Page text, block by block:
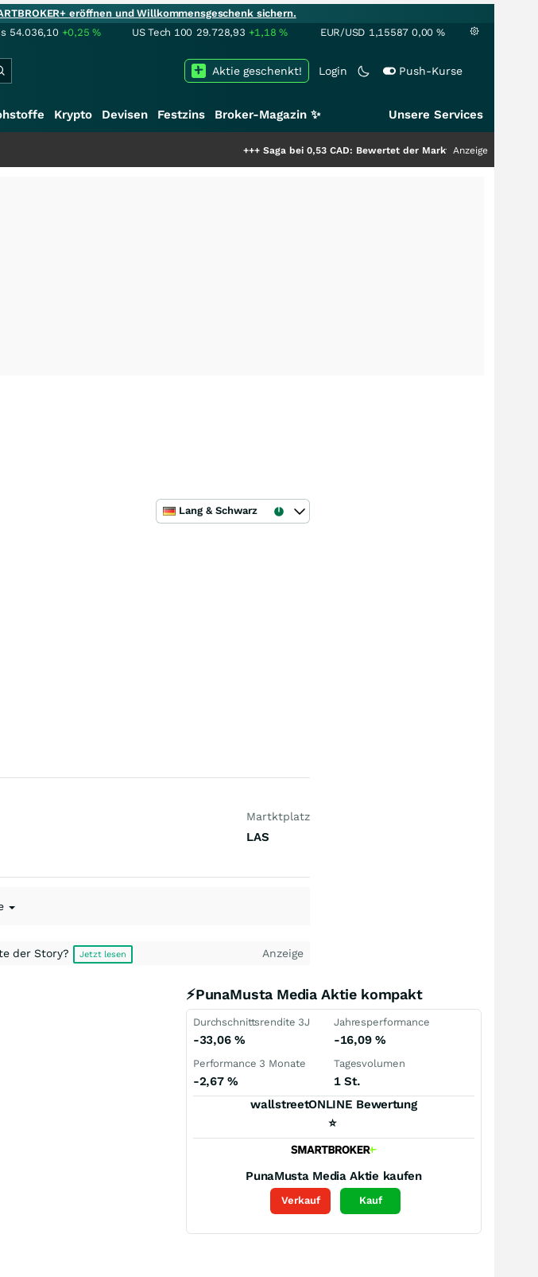
eröffnen und Willkommensgeschenk sichern.
54.036,10 +0,25% US Tech 100 29.728,93 +1,18% EUR/USD 1,15587 0,00 %
Login Push-Kurse
Aktie geschenkt!
Krypto Devisen Festzins Broker-Magazin ✨ Unsere Services
Saga bei 0,53 CAD: Bewertet der Markt noch immer nur die Hälfte
Anzeige
Lang & Schwarz
Martktplatz
LAS
der Story? Jetzt lesen Anzeige
⚡PunaMusta Media Aktie kompakt
Durchschnittsrendite 3J
-33,06 %
Jahresperformance
-16,09 %
Performance 3 Monate
-2,67%
Tagesvolumen
1 St.
wallstreetONLINE Bewertung
⭐
PunaMusta Media Aktie kaufen
Verkauf Kauf